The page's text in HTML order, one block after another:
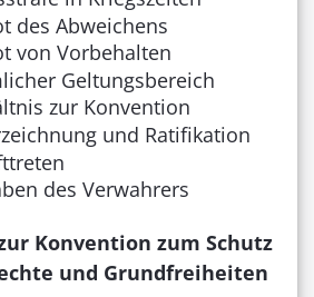
des Abweichens
von Vorbehalten
Geltungsbereich
zur Konvention
und Ratifikation
des Verwahrers
Konvention zum Schutz
und Grundfreiheiten